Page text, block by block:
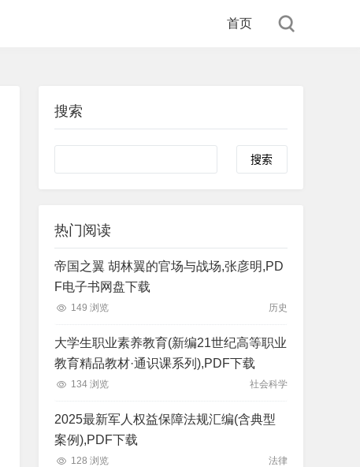
首页
搜索
Search
热门阅读
帝国之翼 胡林翼的官场与战场,张彦明,PD
F电子书网盘下载
149 浏览 历史
大学生职业素养教育(新编21世纪高等职业
教育精品教材·通识课系列),PDF下载
134 浏览 社会科学
2025最新军人权益保障法规汇编(含典型
案例),PDF下载
128 浏览 法律